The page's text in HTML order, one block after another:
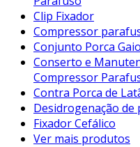
Clip Fixador
Compressor
Conjunto Porca
Conserto e
Compressor
Contra Porca de
Desidrogenação de
Fixador Cefálico
Ver mais produtos